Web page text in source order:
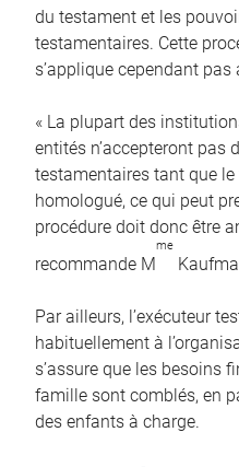
du testament et les
testamentaires. Cette
s’applique cependant pas
« La plupart des
entités n’accepteront pas
testamentaires tant que le
homologué, ce qui peut
procédure doit donc être
recommande M
me
Par ailleurs, l’exécuteur
habituellement à
s’assure que les besoins
famille sont comblés, en
des enfants à charge.